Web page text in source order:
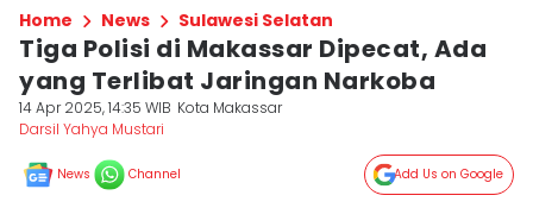
Home News Sulawesi Selatan
Tiga Polisi di Makassar Dipecat, Ada
yang Terlibat Jaringan Narkoba
14 Apr 2025, 14:35 WIB Kota Makassar
Darsil Yahya Mustari
News Channel Add Us on Google